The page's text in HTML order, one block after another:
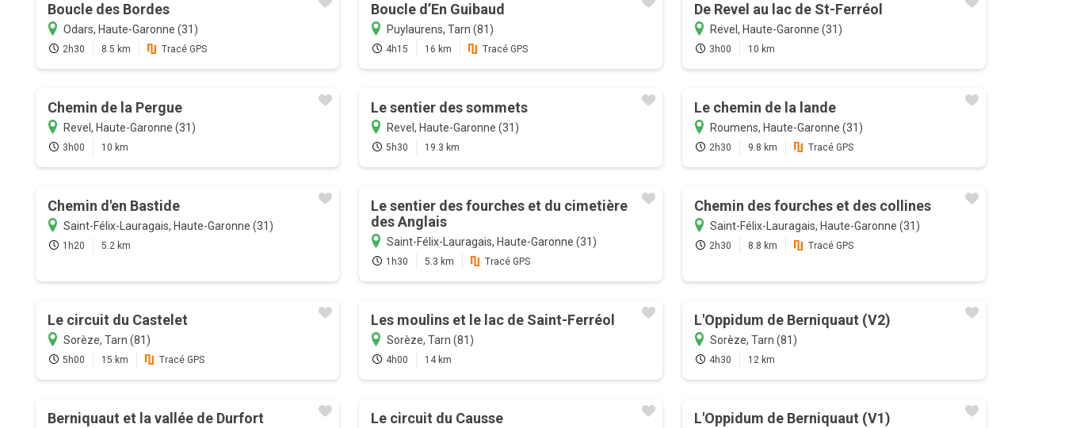
Boucle des Bordes
Odars, Haute-Garonne (31)
2h30 8.5 km Tracé GPS
Boucle d’En Guibaud
Puylaurens, Tarn (81)
4h15 16 km Tracé GPS
De Revel au lac de St-Ferréol
Revel, Haute-Garonne (31)
3h00 10 km
Chemin de la Pergue
Revel, Haute-Garonne (31)
3h00 10 km
Le sentier des sommets
Revel, Haute-Garonne (31)
5h30 19.3 km
Le chemin de la lande
Roumens, Haute-Garonne (31)
2h30 9.8 km Tracé GPS
Chemin d'en Bastide
Saint-Félix-Lauragais, Haute-Garonne (31)
1h20 5.2 km
Le sentier des fourches et du cimetière
des Anglais
Saint-Félix-Lauragais, Haute-Garonne (31)
1h30 5.3 km Tracé GPS
Chemin des fourches et des collines
Saint-Félix-Lauragais, Haute-Garonne (31)
2h30 8.8 km Tracé GPS
Le circuit du Castelet
Sorèze, Tarn (81)
5h00 15 km Tracé GPS
Les moulins et le lac de Saint-Ferréol
Sorèze, Tarn (81)
4h00 14 km
L'Oppidum de Berniquaut (V2)
Sorèze, Tarn (81)
4h30 12 km
Berniquaut et la vallée de Durfort Le circuit du Causse L'Oppidum de Berniquaut (V1)